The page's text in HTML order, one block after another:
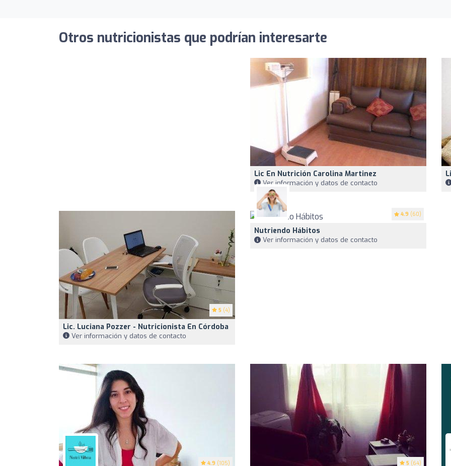
Otros nutricionistas que podrían interesarte
Lic En Nutrición Carolina Martinez
Ver información y datos de contacto
5 (4)
Lic. Luciana Pozzer - Nutricionista En Córdoba
Ver información y datos de contacto
4.9 (60)
Nutriendo Hábitos
Ver información y datos de contacto
4.9 (105) 5 (64)